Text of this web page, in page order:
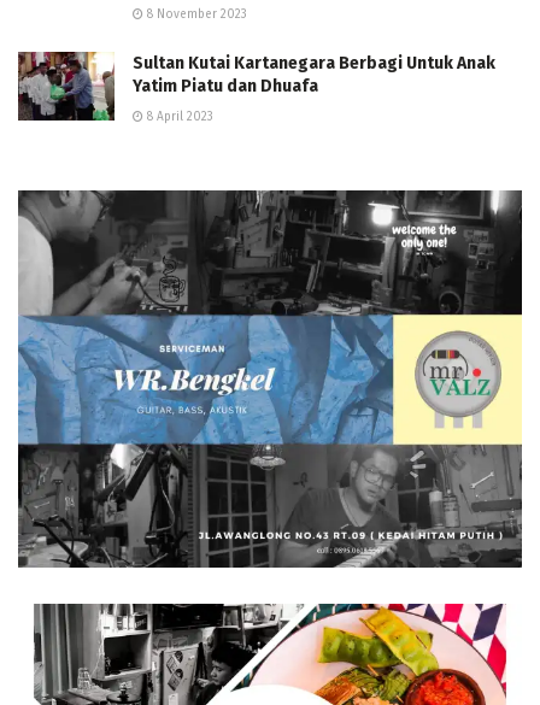
8 November 2023
Sultan Kutai Kartanegara Berbagi Untuk Anak
Yatim Piatu dan Dhuafa
8 April 2023